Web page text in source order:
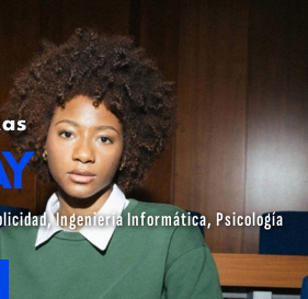
Ingeniería Informática, Psicología